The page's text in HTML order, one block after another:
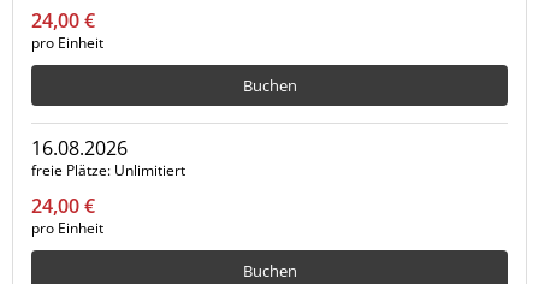
24,00 €
pro Einheit
Buchen
16.08.2026
freie Plätze Unlimitiert
24,00 €
pro Einheit
Buchen